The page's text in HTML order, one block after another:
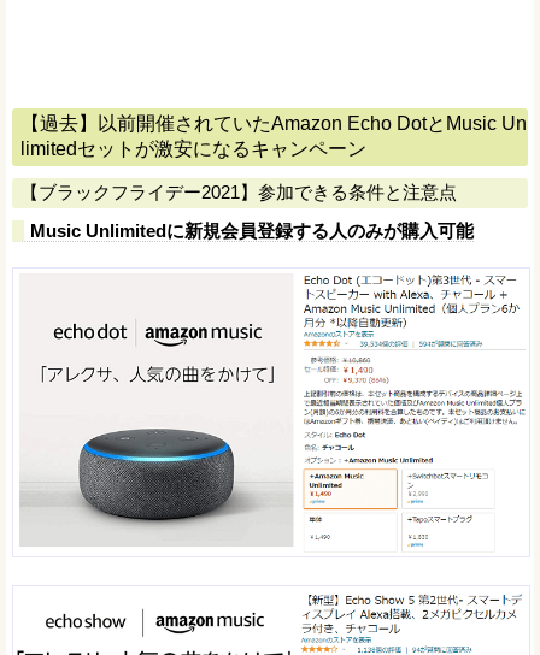
【過去】以前開催されていたAmazon Echo DotとMusic Un
limitedセットが激安になるキャンペーン
【ブラックフライデー2021】参加できる条件と注意点
Music Unlimitedに新規会員登録する人のみが購入可能